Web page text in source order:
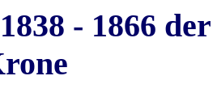
- 1866